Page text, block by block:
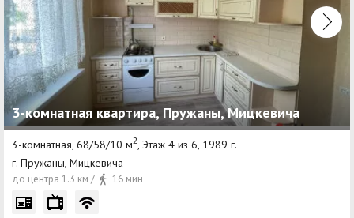
3-комнатная квартира, Пружаны, Мицкевича
3-комнатная, 68/58/10 м2 , Этаж 4 из 6, 1989 г.
г. Пружаны, Мицкевича
до центра 1.3 км / 16 мин